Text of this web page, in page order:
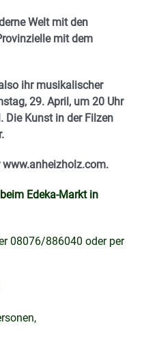
Welt mit den
mit dem
ihr musikalischer
29. April, um 20 Uhr
Die Kunst in der Filzen
Edeka-Markt in
08076/886040 oder per